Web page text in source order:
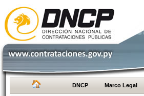
DNCP Marco Legal